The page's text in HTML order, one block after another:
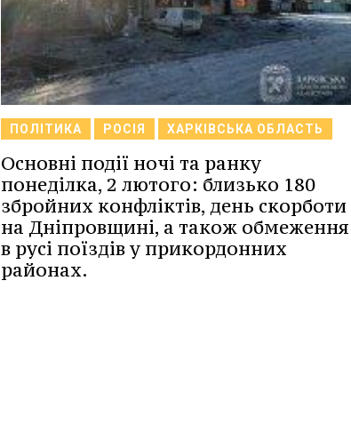
ПОЛІТИКА РОСІЯ ХАРКІВСЬКА ОБЛАСТЬ
Основні події ночі та ранку
понеділка, 2 лютого: близько 180
збройних конфліктів, день скорботи
на Дніпровщині, а також обмеження
в русі поїздів у прикордонних
районах.